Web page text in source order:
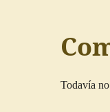
Todavía